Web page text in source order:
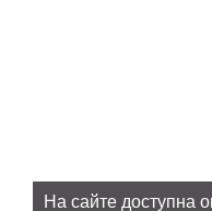
На сайте доступна